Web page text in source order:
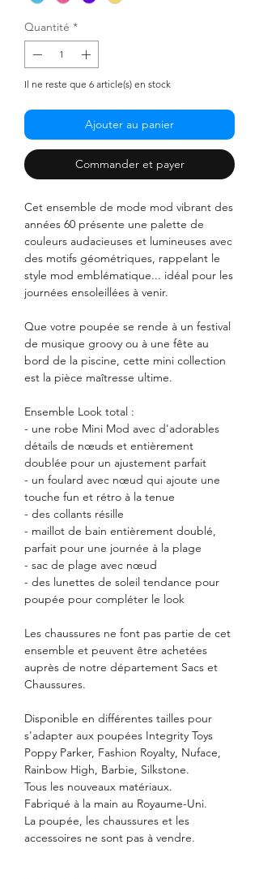
Quantité *
Il ne reste que 6 article(s) en stock
Ajouter au panier
Commander et payer
Cet ensemble de mode mod vibrant des
années 60 présente une palette de
couleurs audacieuses et lumineuses avec
des motifs géométriques, rappelant le
style mod emblématique... idéal pour les
journées ensoleillées à venir.
Que votre poupée se rende à un festival
de musique groovy ou à une fête au
bord de la piscine, cette mini collection
est la pièce maîtresse ultime.
Ensemble Look total :
- une robe Mini Mod avec d'adorables
détails de nœuds et entièrement
doublée pour un ajustement parfait
- un foulard avec nœud qui ajoute une
touche fun et rétro à la tenue
- des collants résille
- maillot de bain entièrement doublé,
parfait pour une journée à la plage
- sac de plage avec nœud
- des lunettes de soleil tendance pour
poupée pour compléter le look
Les chaussures ne font pas partie de cet
ensemble et peuvent être achetées
auprès de notre département Sacs et
Chaussures.
Disponible en différentes tailles pour
s'adapter aux poupées Integrity Toys
Poppy Parker, Fashion Royalty, Nuface,
Rainbow High, Barbie, Silkstone.
Tous les nouveaux matériaux.
Fabriqué à la main au Royaume-Uni.
La poupée, les chaussures et les
accessoires ne sont pas à vendre.